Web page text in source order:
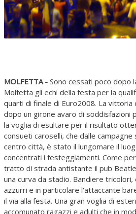
MOLFETTA - Sono cessati poco dopo
Molfetta gli echi della festa per la
quarti di finale di Euro2008. La vittoria
dopo un girone avaro di soddisfazioni
la voglia di esultare per il risultato
consueti caroselli, che dalle
centro città, è stato il lungomare il
concentrati i festeggiamenti. Come
tratto di strada antistante il pub
una curva da stadio. Bandiere
azzurri e in particolare l'attaccante
il via alla festa. Una gran voglia di
accomunato ragazzi e adulti che in